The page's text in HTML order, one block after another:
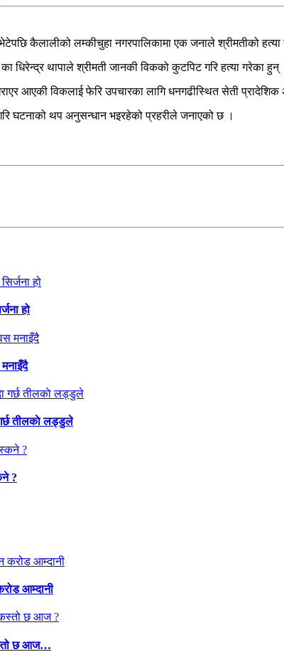
कैलालीको लम्कीचुहा नगरपालिकामा एक जनाले श्रीमतीको
धिरेन्द्र थापाले श्रीमती जानकी विकको कुटपिट गरि हत्या गरेका
आएकी विकलाई फेरि उपचारका लागि धनगढीस्थित सेती प्रादेशिक
घटनाको थप अनुसन्धान भइरहेको प्रहरीले जनाएको छ ।
हो
तीलकाे लड्डुले
?
आम्दानी
छ आज…